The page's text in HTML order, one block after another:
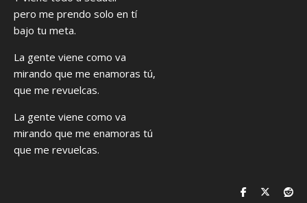
pero me prendo solo en tí
bajo tu meta.
La gente viene como va
mirando que me enamoras tú,
que me revuelcas.
La gente viene como va
mirando que me enamoras tú
que me revuelcas.